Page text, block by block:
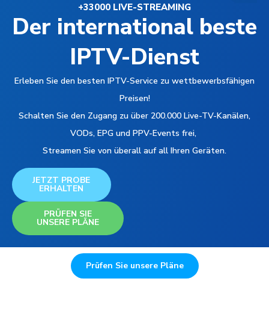
+33000 LIVE-STREAMING
Der international beste
IPTV-Dienst
Erleben Sie den besten IPTV-Service zu wettbewerbsfähigen
Preisen!
Schalten Sie den Zugang zu über 200.000 Live-TV-Kanälen,
VODs, EPG und PPV-Events frei,
Streamen Sie von überall auf all Ihren Geräten.
JETZT PROBE
ERHALTEN
PRÜFEN SIE
UNSERE PLÄNE
Prüfen Sie unsere Pläne